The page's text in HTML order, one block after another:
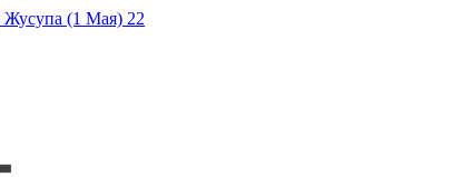
Жусупа (1 Мая) 22